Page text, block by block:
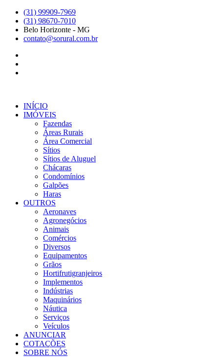
para
conteúdo
(31) 99909-7969
(31) 98670-7010
Belo Horizonte - MG
contato@sorural.com.br
INÍCIO
IMÓVEIS
Fazendas
Áreas Rurais
Área Comercial
Sítios
Sítios de Aluguel
Chácaras
Condomínios
Galpões
Haras
OUTROS
Aeronaves
Agronegócios
Animais
Comércios
Diversos
Equipamentos
Grãos
Hortifrutigranjeiros
Implementos
Indústrias
Maquinários
Náutica
Serviços
Veículos
ANUNCIAR
COTAÇÕES
SOBRE NÓS